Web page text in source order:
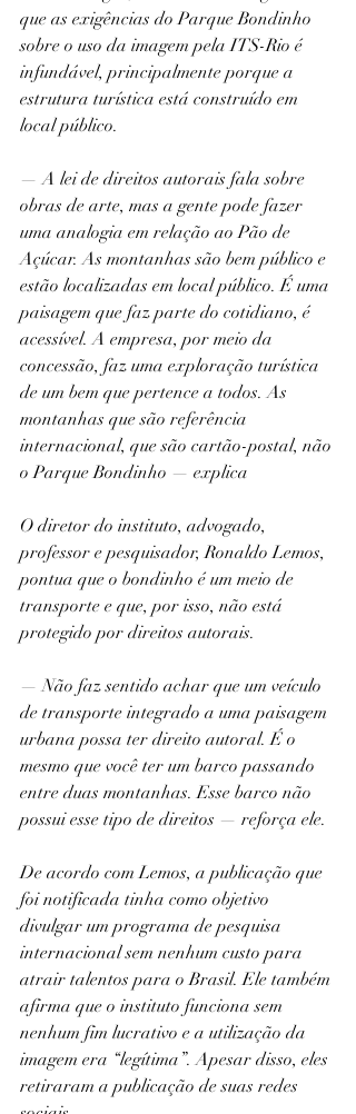
que as exigências do Parque Bondinho
sobre o uso da imagem pela ITS-Rio é
infundável, principalmente porque a
estrutura turística está construído em
local público.
— A lei de direitos autorais fala sobre
obras de arte, mas a gente pode fazer
uma analogia em relação ao Pão de
Açúcar. As montanhas são bem público e
estão localizadas em local público. É uma
paisagem que faz parte do cotidiano, é
acessível. A empresa, por meio da
concessão, faz uma exploração turística
de um bem que pertence a todos. As
montanhas que são referência
internacional, que são cartão-postal, não
o Parque Bondinho — explica
O diretor do instituto, advogado,
professor e pesquisador, Ronaldo Lemos,
pontua que o bondinho é um meio de
transporte e que, por isso, não está
protegido por direitos autorais.
— Não faz sentido achar que um veículo
de transporte integrado a uma paisagem
urbana possa ter direito autoral. É o
mesmo que você ter um barco passando
entre duas montanhas. Esse barco não
possui esse tipo de direitos — reforça ele.
De acordo com Lemos, a publicação que
foi notificada tinha como objetivo
divulgar um programa de pesquisa
internacional sem nenhum custo para
atrair talentos para o Brasil. Ele também
afirma que o instituto funciona sem
nenhum fim lucrativo e a utilização da
imagem era “legítima”. Apesar disso, eles
retiraram a publicação de suas redes